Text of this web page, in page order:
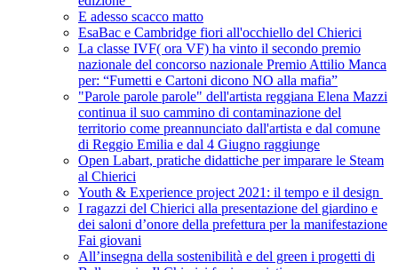
E adesso scacco matto
EsaBac e Cambridge fiori all'occhiello del Chierici
La classe IVF( ora VF) ha vinto il secondo premio
nazionale del concorso nazionale Premio Attilio Manca
per: “Fumetti e Cartoni dicono NO alla mafia”
"Parole parole parole" dell'artista reggiana Elena Mazzi
continua il suo cammino di contaminazione del
territorio come preannunciato dall'artista e dal comune
di Reggio Emilia e dal 4 Giugno raggiunge
Open Labart, pratiche didattiche per imparare le Steam
al Chierici
Youth & Experience project 2021: il tempo e il design
I ragazzi del Chierici alla presentazione del giardino e
dei saloni d’onore della prefettura per la manifestazione
Fai giovani
All’insegna della sostenibilità e del green i progetti di